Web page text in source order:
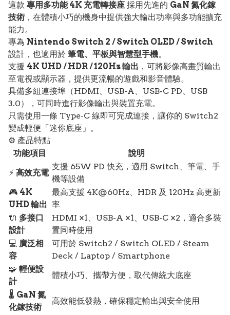
這款 專用多功能 4K 充電轉接座 採用先進的 GaN 氮化鎵
技術 ，在體積小巧的機身中提供強大輸出功率與多功能擴充
能力。
專為 Nintendo Switch 2 / Switch OLED / Switch
設計，也適用於 筆電、平板與智慧型手機。
支援 4K UHD / HDR / 120Hz 輸出 ，可將影像高畫質輸出
至電視或顯示器，提供更流暢的遊戲和影音體驗。
具備多組連接埠（HDMI、USB-A、USB-C PD、USB
3.0），可同時進行影像輸出與裝置充電。
只需使用一條 Type-C 線即可完成連接，讓你的 Switch2
變成輕便「迷你底座」。
⚙️ 產品特點
功能項目
說明
⚡ 高效充電
支援 65W PD 快充，適用 Switch、筆電、手
機等設備
🎮 4K
UHD 輸出
最高支援 4K@60Hz、HDR 及 120Hz 高更新
率
🔌 多接口
設計
HDMI ×1、USB-A ×1、USB-C ×2，適合多裝
置同時使用
💻 廣泛相
容
可用於 Switch2 / Switch OLED / Steam
Deck / Laptop / Smartphone
🧩 輕便設
計
體積小巧、攜帶方便，取代傳統大底座
🌡️ GaN 氮
化鎵技術
高效能低發熱，確保穩定輸出與安全使用